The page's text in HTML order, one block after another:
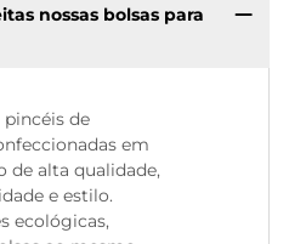
nossas bolsas para
pincéis de
em
de alta qualidade,
e estilo.
ecológicas,